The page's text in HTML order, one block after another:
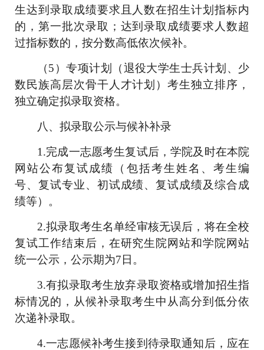
生达到录取成绩要求且人数在招生计划指标内
的，第一批次录取；达到录取成绩要求人数超
过指标数的，按分数高低依次候补。
（5 ）专项计划（退役大学生士兵计划、少
数民族高层次骨干人才计划）考生独立排序 ，
独立确定拟录取资格。
八、拟录取公示与候补补录
1.完成一志愿考生复试后，学院及时在本院
网站公布复试成绩（包括考生姓名、考生编
号、复试专业、初试成绩、复试成绩及综合成
绩等）。
2.拟录取考生名单经审核无误后，将在全校
复试工作结束后，在研究生院网站和学院网站
统一公示，公示期为7 日。
3.有拟录取考生放弃录取资格或增加招生指
标情况的，从候补录取考生中从高分到低分依
次递补录取。
4.一志愿候补考生接到待录取通知后，应在